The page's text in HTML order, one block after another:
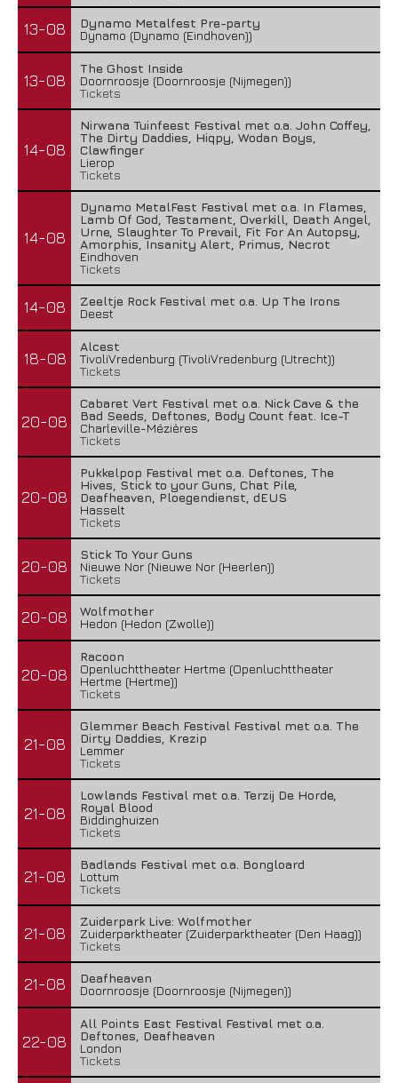
13-08
Dynamo Metalfest Pre-party
Dynamo (Dynamo (Eindhoven))
13-08
The Ghost Inside
Doornroosje (Doornroosje (Nijmegen))
Tickets
14-08
Nirwana Tuinfeest Festival met o.a. John Coffey,
The Dirty Daddies, Hiqpy, Wodan Boys,
Clawfinger
Lierop
Tickets
14-08
Dynamo MetalFest Festival met o.a. In Flames,
Lamb Of God, Testament, Overkill, Death Angel,
Urne, Slaughter To Prevail, Fit For An Autopsy,
Amorphis, Insanity Alert, Primus, Necrot
Eindhoven
Tickets
14-08
Zeeltje Rock Festival met o.a. Up The Irons
Deest
18-08
Alcest
TivoliVredenburg (TivoliVredenburg (Utrecht))
Tickets
20-08
Cabaret Vert Festival met o.a. Nick Cave & the
Bad Seeds, Deftones, Body Count feat. Ice-T
Charleville-Mézières
Tickets
20-08
Pukkelpop Festival met o.a. Deftones, The
Hives, Stick to your Guns, Chat Pile,
Deafheaven, Ploegendienst, dEUS
Hasselt
Tickets
20-08
Stick To Your Guns
Nieuwe Nor (Nieuwe Nor (Heerlen))
Tickets
20-08
Wolfmother
Hedon (Hedon (Zwolle))
20-08
Racoon
Openluchttheater Hertme (Openluchttheater
Hertme (Hertme))
Tickets
21-08
Glemmer Beach Festival Festival met o.a. The
Dirty Daddies, Krezip
Lemmer
Tickets
21-08
Lowlands Festival met o.a. Terzij De Horde,
Royal Blood
Biddinghuizen
Tickets
21-08
Badlands Festival met o.a. Bongloard
Lottum
Tickets
21-08
Zuiderpark Live: Wolfmother
Zuiderparktheater (Zuiderparktheater (Den Haag))
Tickets
21-08
Deafheaven
Doornroosje (Doornroosje (Nijmegen))
22-08
All Points East Festival Festival met o.a.
Deftones, Deafheaven
London
Tickets